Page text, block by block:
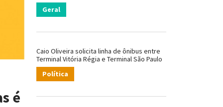
é
Geral
Caio Oliveira solicita linha de ônibus entre
Terminal Vitória Régia e Terminal São Paulo
Política